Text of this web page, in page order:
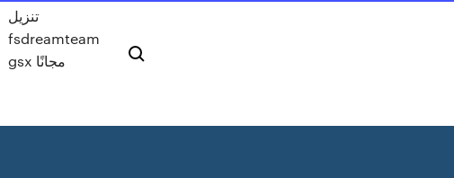
تنزيل
fsdreamteam
gsx مجانًا